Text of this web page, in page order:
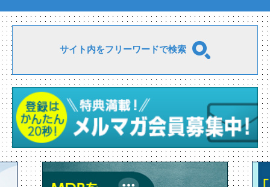
サイト内をフリーワードで検索